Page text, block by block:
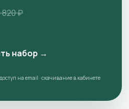
820 ₽
набор →
на email · скачивание в кабинете